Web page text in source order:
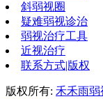
斜弱视圈
疑难弱视诊治
弱视治疗工具
近视治疗
联系方式|版权
版权所有: 禾禾雨弱